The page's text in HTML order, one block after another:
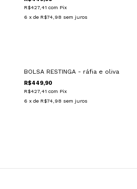
R$427,41 com Pix
6 x de R$74,98 sem juros
BOLSA RESTINGA - ráfia e oliva
R$449,90
R$427,41 com Pix
6 x de R$74,98 sem juros